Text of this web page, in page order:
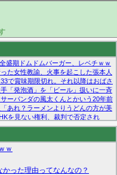
盛期ドムドムバーガー、レベチｗｗ
た女性教諭、火事を起こした張本人
で賞味期限切れ。それ以降はおばさ
「発泡酒」を「ビール」扱いに一斉
ーパンダの風太くんとかいう20年前
あれ？ラーメンよりうどんの方が美
を見ない権利、裁判で否定され
」(1) 10:【悲報】日本企業の人手不
ｗ
った理由ってなんなの？